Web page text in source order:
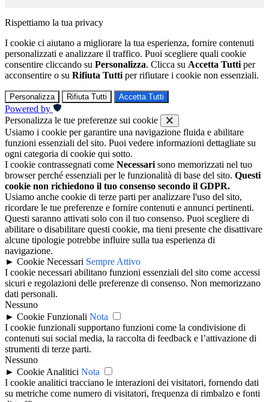
Rispettiamo la tua privacy
I cookie ci aiutano a migliorare la tua esperienza, fornire contenuti
personalizzati e analizzare il traffico. Puoi scegliere quali cookie
consentire cliccando su Personalizza. Clicca su Accetta Tutti per
acconsentire o su Rifiuta Tutti per rifiutare i cookie non essenziali.
Personalizza Rifiuta Tutti Accetta Tutti
Powered by
Personalizza le tue preferenze sui cookie
Usiamo i cookie per garantire una navigazione fluida e abilitare
funzioni essenziali del sito. Puoi vedere informazioni dettagliate su
ogni categoria di cookie qui sotto.
I cookie contrassegnati come Necessari sono memorizzati nel tuo
browser perché essenziali per le funzionalità di base del sito. Questi
cookie non richiedono il tuo consenso secondo il GDPR.
Usiamo anche cookie di terze parti per analizzare l'uso del sito,
ricordare le tue preferenze e fornire contenuti e annunci pertinenti.
Questi saranno attivati solo con il tuo consenso. Puoi scegliere di
abilitare o disabilitare questi cookie, ma tieni presente che disattivare
alcune tipologie potrebbe influire sulla tua esperienza di
navigazione.
► Cookie Necessari Sempre Attivo
I cookie necessari abilitano funzioni essenziali del sito come accessi
sicuri e regolazioni delle preferenze di consenso. Non memorizzano
dati personali.
Nessuno
► Cookie Funzionali Nota
I cookie funzionali supportano funzioni come la condivisione di
contenuti sui social media, la raccolta di feedback e l’attivazione di
strumenti di terze parti.
Nessuno
► Cookie Analitici Nota
I cookie analitici tracciano le interazioni dei visitatori, fornendo dati
su metriche come numero di visitatori, frequenza di rimbalzo e fonti